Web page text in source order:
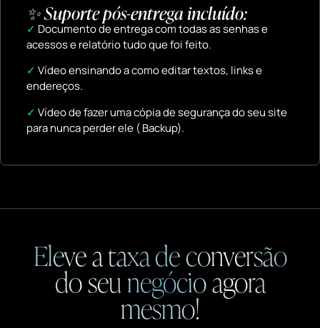
✨ Suporte pós-entrega incluído:
✓ Documento de entrega com todas as senhas e
acessos e relatório tudo que foi feito.
✓ Vídeo ensinando a como editar textos, links e
endereços.
✓ Vídeo de fazer uma cópia de segurança do seu site
para nunca perder ele ( Backup).
Eleve a taxa de conversão
do seu negócio agora
mesmo!